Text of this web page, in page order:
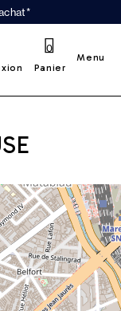
Panier
0
Menu